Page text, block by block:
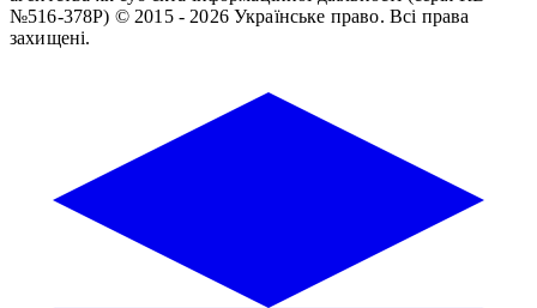
№516-378Р) © 2015 - 2026 Українське право. Всі права
захищені.